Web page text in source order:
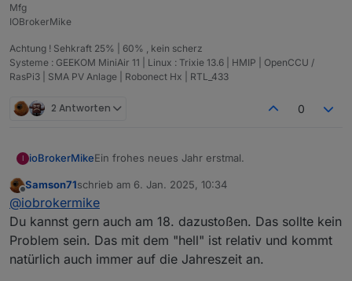
Mfg
IOBrokerMike
Achtung ! Sehkraft 25% | 60% , kein scherz
Systeme : GEEKOM MiniAir 11 | Linux : Trixie 13.6 | HMIP | OpenCCU /
RasPi3 | SMA PV Anlage | Robonect Hx | RTL_433
2 Antworten 0
I ioBrokerMikeEin frohes neues Jahr erstmal.
Möchte mich mal outen was die Räumlichkeit von
Celle angeht.
Wenn Ihr ein weiteres Treffen Planen solltet,
wäre Ich auch mit dabei, wenn es im hellen
stattfinden würde
Offline
Samson71schrieb am 6. Jan. 2025, 10:34
zuletzt editiert von
@iobrokermike
Du kannst gern auch am 18. dazustoßen. Das sollte kein
Problem sein. Das mit dem "hell" ist relativ und kommt
natürlich auch immer auf die Jahreszeit an.